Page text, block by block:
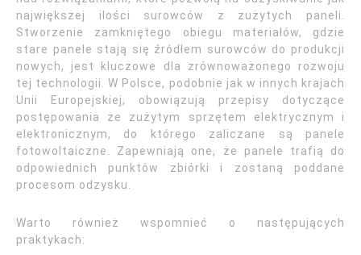
największej ilości surowców z zużytych paneli.
Stworzenie zamkniętego obiegu materiałów, gdzie
stare panele stają się źródłem surowców do produkcji
nowych, jest kluczowe dla zrównoważonego rozwoju
tej technologii. W Polsce, podobnie jak w innych krajach
Unii Europejskiej, obowiązują przepisy dotyczące
postępowania ze zużytym sprzętem elektrycznym i
elektronicznym, do którego zaliczane są panele
fotowoltaiczne. Zapewniają one, że panele trafią do
odpowiednich punktów zbiórki i zostaną poddane
procesom odzysku.
Warto również wspomnieć o następujących
praktykach: